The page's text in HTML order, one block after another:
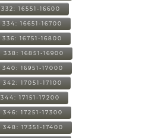
332: 16551-16600
334: 16651-16700
336: 16751-16800
338: 16851-16900
340: 16951-17000
342: 17051-17100
344: 17151-17200
346: 17251-17300
348: 17351-17400